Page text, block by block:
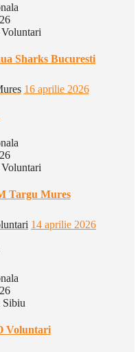
Sharks Bucuresti
16 aprilie 2026
Targu Mures
14 aprilie 2026
Sibiu
Voluntari